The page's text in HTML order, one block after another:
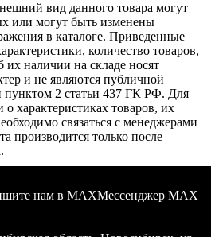
вид данного товара могут
или могут быть изменены
в каталоге. Приведенные
количество товаров,
наличии на складе носят
и не являются публичной
пунктом 2 статьи 437 ГК РФ. Для
характеристиках товаров, их
связаться с менеджерами
производится только после
Мессенджер MAX